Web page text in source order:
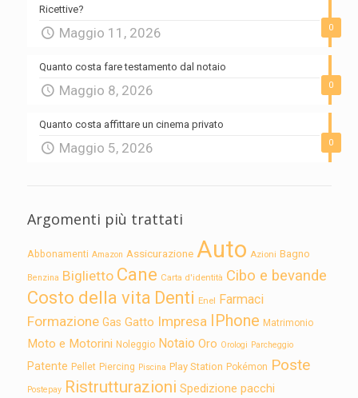
0
Ricettive?
Maggio 11, 2026
0
Quanto costa fare testamento dal notaio
Maggio 8, 2026
0
Quanto costa affittare un cinema privato
Maggio 5, 2026
Argomenti più trattati
Abbonamenti Amazon Assicurazione Auto Azioni Bagno
Benzina Biglietto Cane Carta d'identità Cibo e bevande
Costo della vita Denti Enel Farmaci
Formazione Gas Gatto Impresa IPhone Matrimonio
Moto e Motorini Noleggio Notaio Oro Orologi Parcheggio
Patente Pellet Piercing Piscina Play Station Pokémon Poste
Postepay Ristrutturazioni Spedizione pacchi